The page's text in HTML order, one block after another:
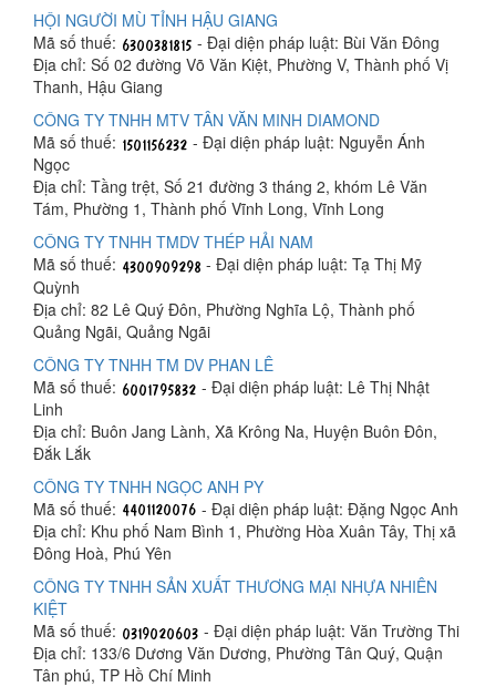
HỘI NGƯỜI MÙ TỈNH HẬU GIANG
Mã số thuế:
- Đại diện pháp luật: Bùi Văn Đông
Địa chỉ: Số 02 đường Võ Văn Kiệt, Phường V, Thành phố Vị
Thanh, Hậu Giang
CÔNG TY TNHH MTV TÂN VĂN MINH DIAMOND
Mã số thuế:
- Đại diện pháp luật: Nguyễn Ánh
Ngọc
Địa chỉ: Tầng trệt, Số 21 đường 3 tháng 2, khóm Lê Văn
Tám, Phường 1, Thành phố Vĩnh Long, Vĩnh Long
CÔNG TY TNHH TMDV THÉP HẢI NAM
Mã số thuế:
- Đại diện pháp luật: Tạ Thị Mỹ
Quỳnh
Địa chỉ: 82 Lê Quý Đôn, Phường Nghĩa Lộ, Thành phố
Quảng Ngãi, Quảng Ngãi
CÔNG TY TNHH TM DV PHAN LÊ
Mã số thuế:
- Đại diện pháp luật: Lê Thị Nhật
Linh
Địa chỉ: Buôn Jang Lành, Xã Krông Na, Huyện Buôn Đôn,
Đắk Lắk
CÔNG TY TNHH NGỌC ANH PY
Mã số thuế:
- Đại diện pháp luật: Đặng Ngọc Anh
Địa chỉ: Khu phố Nam Bình 1, Phường Hòa Xuân Tây, Thị xã
Đông Hoà, Phú Yên
CÔNG TY TNHH SẢN XUẤT THƯƠNG MẠI NHỰA NHIÊN
KIỆT
Mã số thuế:
- Đại diện pháp luật: Văn Trường Thi
Địa chỉ: 133/6 Dương Văn Dương, Phường Tân Quý, Quận
Tân phú, TP Hồ Chí Minh